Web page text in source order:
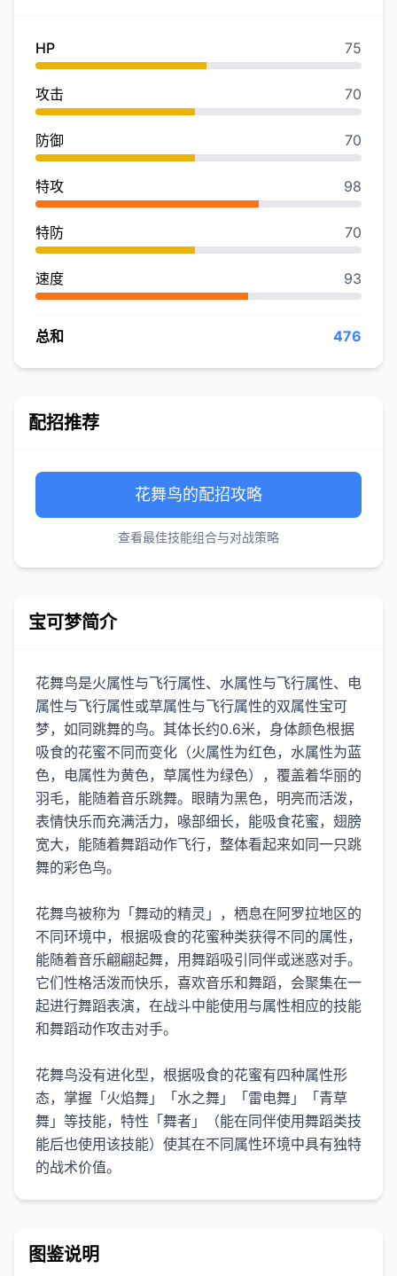
HP 75
攻击 70
防御 70
特攻 98
特防 70
速度 93
总和 476
配招推荐
花舞鸟的配招攻略
查看最佳技能组合与对战策略
宝可梦简介
花舞鸟是火属性与飞行属性、水属性与飞行属性、电
属性与飞行属性或草属性与飞行属性的双属性宝可
梦，如同跳舞的鸟。其体长约0.6米，身体颜色根据
吸食的花蜜不同而变化（火属性为红色，水属性为蓝
色，电属性为黄色，草属性为绿色），覆盖着华丽的
羽毛，能随着音乐跳舞。眼睛为黑色，明亮而活泼，
表情快乐而充满活力，喙部细长，能吸食花蜜，翅膀
宽大，能随着舞蹈动作飞行，整体看起来如同一只跳
舞的彩色鸟。
花舞鸟被称为「舞动的精灵」，栖息在阿罗拉地区的
不同环境中，根据吸食的花蜜种类获得不同的属性，
能随着音乐翩翩起舞，用舞蹈吸引同伴或迷惑对手。
它们性格活泼而快乐，喜欢音乐和舞蹈，会聚集在一
起进行舞蹈表演，在战斗中能使用与属性相应的技能
和舞蹈动作攻击对手。
花舞鸟没有进化型，根据吸食的花蜜有四种属性形
态，掌握「火焰舞」「水之舞」「雷电舞」「青草
舞」等技能，特性「舞者」（能在同伴使用舞蹈类技
能后也使用该技能）使其在不同属性环境中具有独特
的战术价值。
图鉴说明